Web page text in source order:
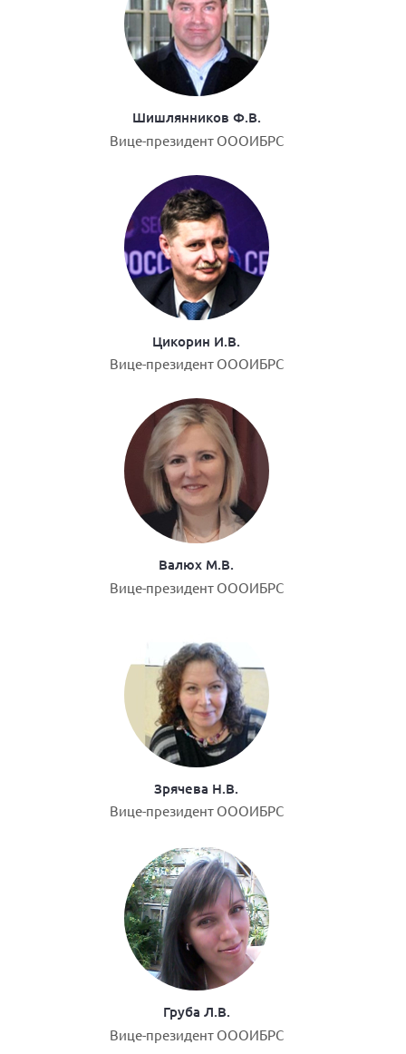
Шишлянников Ф.В.
Вице-президент ОООИБРС
Цикорин И.В.
Вице-президент ОООИБРС
Валюх М.В.
Вице-президент ОООИБРС
Зрячева Н.В.
Вице-президент ОООИБРС
Груба Л.В.
Вице-президент ОООИБРС